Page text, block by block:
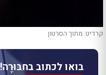
קרדיט: מתוך הסרטון
בואו לכתוב בחבּוּרֶה!